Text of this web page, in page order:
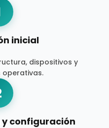
inicial
dispositivos y
operativas.
configuración